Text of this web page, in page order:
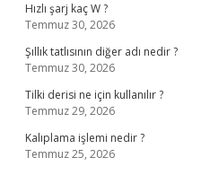
Hızlı şarj kaç W ?
Temmuz 30, 2026
Şıllık tatlısının diğer adı nedir ?
Temmuz 30, 2026
Tilki derisi ne için kullanılır ?
Temmuz 29, 2026
Kalıplama işlemi nedir ?
Temmuz 25, 2026